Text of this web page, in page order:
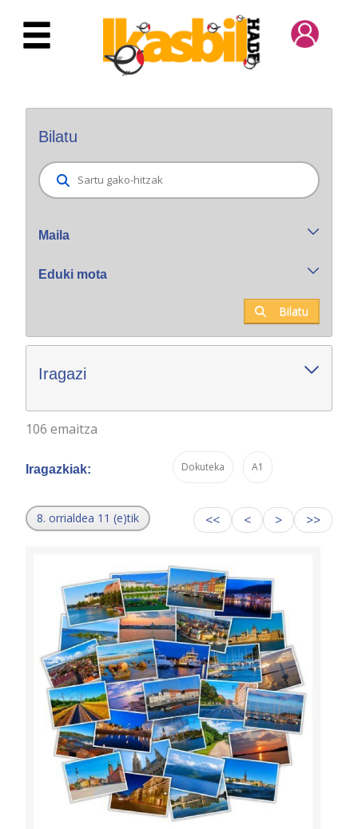
Eduki nagusira joan
Bilatu
Maila
Eduki mota
Bilatu
Iragazi
106 emaitza
Iragazkiak: Dokuteka A1
8. orrialdea 11 (e)tik << < > >>